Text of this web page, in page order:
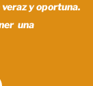
y oportuna.
una